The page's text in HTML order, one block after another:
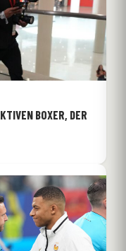
BOXER, DER